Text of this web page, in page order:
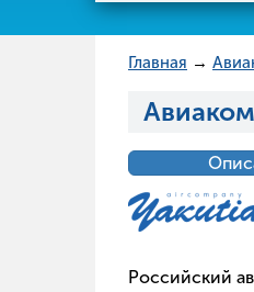
Главная →
Российский